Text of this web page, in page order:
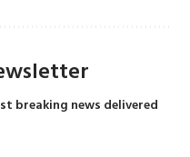
breaking news delivered